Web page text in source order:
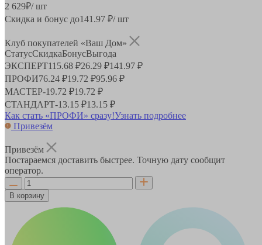
2 629₽/ шт
Скидка и бонус до141.97 ₽/ шт
Клуб покупателей «Ваш Дом»
СтатусСкидкаБонусВыгода
ЭКСПЕРТ115.68 ₽26.29 ₽141.97 ₽
ПРОФИ76.24 ₽19.72 ₽95.96 ₽
МАСТЕР-19.72 ₽19.72 ₽
СТАНДАРТ-13.15 ₽13.15 ₽
Как стать «ПРОФИ» сразу!Узнать подробнее
Привезём
Привезём
Постараемся доставить быстрее. Точную дату сообщит
оператор.
В корзину